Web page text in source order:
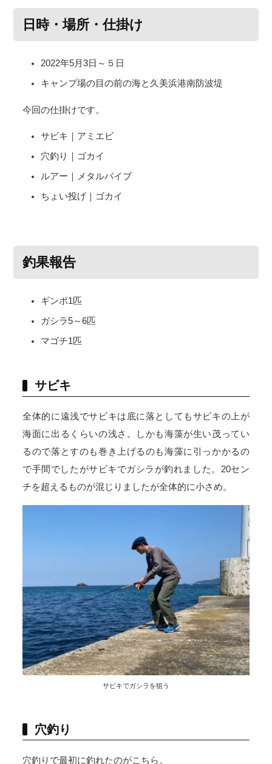
日時・場所・仕掛け
2022年5月3日～５日
キャンプ場の目の前の海と久美浜港南防波堤
今回の仕掛けです。
サビキ｜アミエビ
穴釣り｜ゴカイ
ルアー｜メタルバイブ
ちょい投げ｜ゴカイ
釣果報告
ギンポ1匹
ガシラ5～6匹
マゴチ1匹
サビキ
全体的に遠浅でサビキは底に落としてもサビキの上が
海面に出るくらいの浅さ。しかも海藻が生い茂ってい
るので落とすのも巻き上げるのも海藻に引っかかるの
で手間でしたがサビキでガシラが釣れました。20セン
チを超えるものが混じりましたが全体的に小さめ。
サビキでガシラを狙う
穴釣り
穴釣りで最初に釣れたのがこちら。